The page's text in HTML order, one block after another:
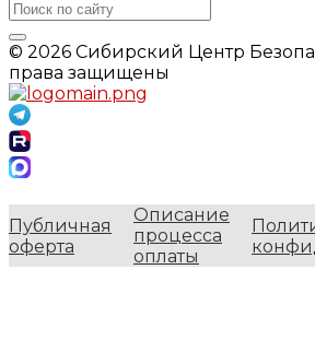
© 2026 Сибирский Центр
права защищены
Публичная
оферта
Описание
процесса
оплаты